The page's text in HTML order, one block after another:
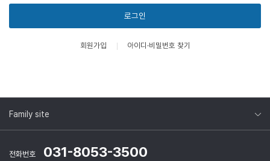
로그인
회원가입 아이디·비밀번호 찾기
Family site
전화번호 031-8053-3500